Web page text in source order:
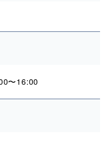
〜16:00